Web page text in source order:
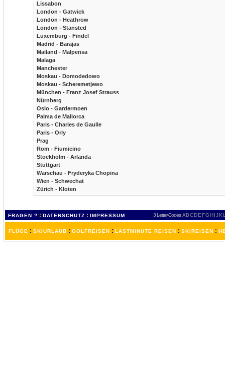
Lissabon
London - Gatwick
London - Heathrow
London - Stansted
Luxemburg - Findel
Madrid - Barajas
Mailand - Malpensa
Malaga
Manchester
Moskau - Domodedowo
Moskau - Scheremetjewo
München - Franz Josef Strauss
Nürnberg
Oslo - Gardermoen
Palma de Mallorca
Paris - Charles de Gaulle
Paris - Orly
Prag
Rom - Fiumicino
Stockholm - Arlanda
Stuttgart
Warschau - Fryderyka Chopina
Wien - Schwechat
Zürich - Kloten
FRAGEN ? : DATENSCHUTZ : IMPRESSUM 3 Letter-Codes ABCDEFGH IJKL
FLÜGE : SKIURLAUB : GOLFREISEN : LASTMINUTE REISEN : SKIREISEN :